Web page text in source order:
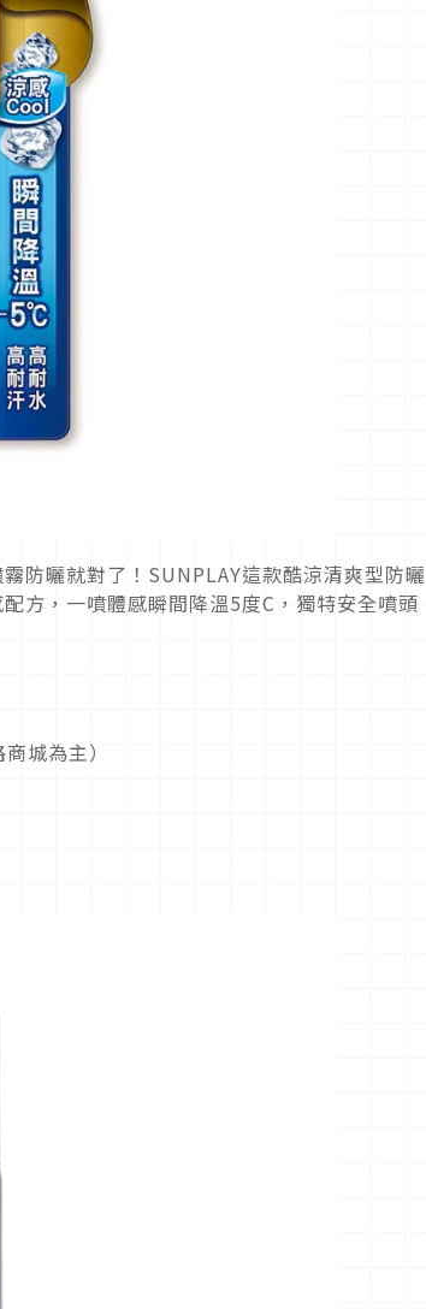
防曬就對了！SUNPLAY這款酷涼清爽型防曬
方，一噴體感瞬間降溫5度C，獨特安全噴頭
城為主）